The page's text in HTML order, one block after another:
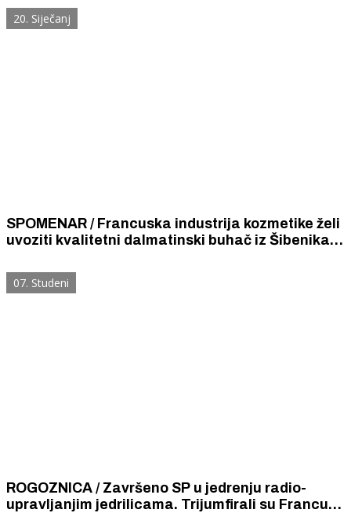
stranaka.
20. Siječanj
SPOMENAR / Francuska industrija kozmetike želi
uvoziti kvalitetni dalmatinski buhač iz Šibenika,
snage za branje buhača.
07. Studeni
ROGOZNICA / Završeno SP u jedrenju radio-
upravljanjim jedrilicama. Trijumfirali su Francuzi.